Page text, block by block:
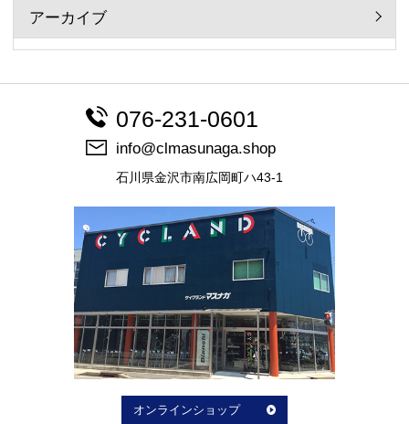
アーカイブ
076-231-0601
info@clmasunaga.shop
石川県金沢市南広岡町ハ43-1
オンラインショップ